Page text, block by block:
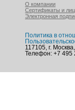
О компании
Сертификаты и
Электронная
Политика в
117105, г.
Телефон: +7 495